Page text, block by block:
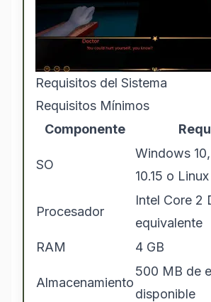
Requisitos del Sistema
Requisitos Mínimos
Componente
SO
Windows
10.15 o Linux
Procesador
Intel Core 2
equivalente
RAM
4 GB
Almacenamiento
500 MB de
disponible